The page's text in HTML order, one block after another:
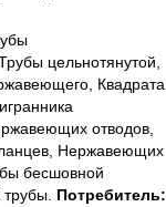
цельнотянутой,
Квадрата
отводов,
Нержавеющих
бесшовной
Потребитель: